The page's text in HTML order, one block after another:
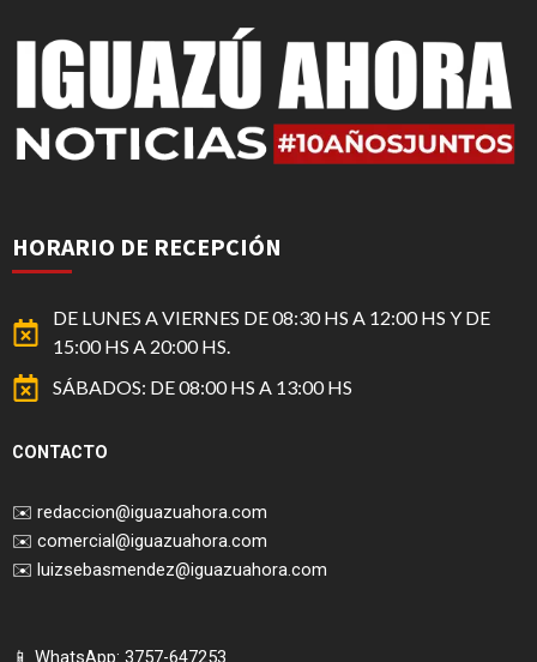
HORARIO DE RECEPCIÓN
DE LUNES A VIERNES DE 08:30 HS A 12:00 HS Y DE
15:00 HS A 20:00 HS.
SÁBADOS: DE 08:00 HS A 13:00 HS
CONTACTO
✉️ redaccion@iguazuahora.com
✉️ comercial@iguazuahora.com
✉️ luizsebasmendez@iguazuahora.com
📱 WhatsApp: 3757-647253